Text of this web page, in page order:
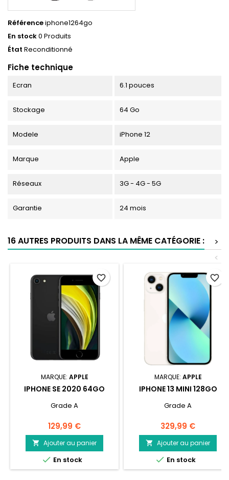
Référenceiphone1264go
En stock0 Produits
État Reconditionné
Fiche technique
Ecran 6.1 pouces
Stockage 64 Go
Modele iPhone 12
Marque Apple
Réseaux 3G - 4G - 5G
Garantie 24 mois
16 AUTRES PRODUITS DANS LA MÊME CATÉGORIE :
>
<
MARQUE: APPLE
IPHONE SE 2020 64GO
Grade A
Prix
129,99 €
 Ajouter au panier
 En stock
favorite_border
MARQUE: APPLE
IPHONE 13 MINI 128GO
Grade A
Prix
329,99 €
 Ajouter au panier
 En stock
favorite_border